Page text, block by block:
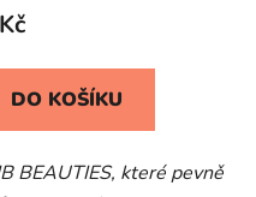
DO KOŠÍKU
BEAUTIES, které pevně